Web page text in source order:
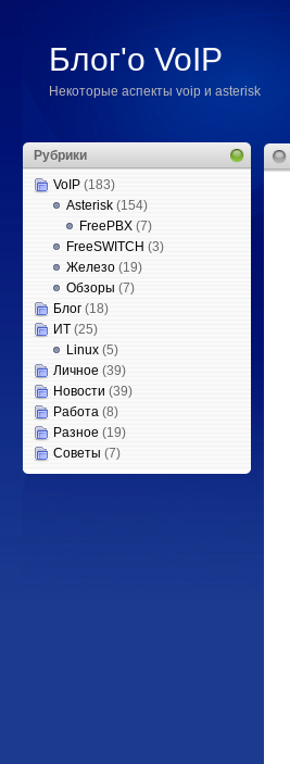
Блог'о VoIP
Некоторые аспекты voip и asterisk
Рубрики
VoIP (183)
Asterisk (154)
FreePBX (7)
FreeSWITCH (3)
Железо (19)
Обзоры (7)
Блог (18)
ИТ (25)
Linux (5)
Личное (39)
Новости (39)
Работа (8)
Разное (19)
Советы (7)